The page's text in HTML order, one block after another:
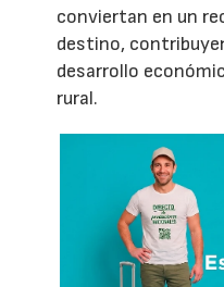
conviertan en un
destino,
desarrollo
rural.